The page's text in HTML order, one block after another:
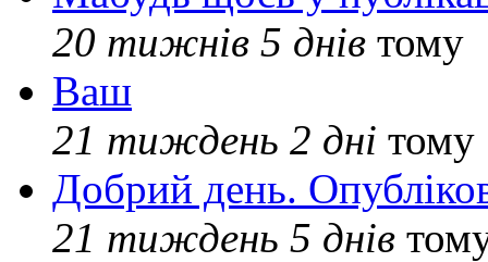
20 тижнів 5 днів тому
Ваш
21 тиждень 2 дні тому
Добрий день.
21 тиждень 5 днів